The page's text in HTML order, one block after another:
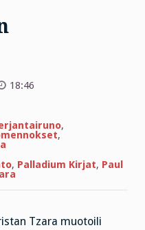
18:46
,
,
, Palladium Kirjat, Paul
Tzara muotoili